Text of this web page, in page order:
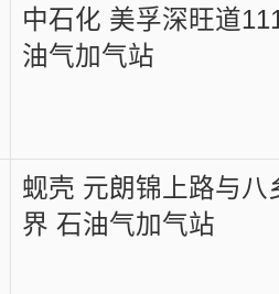
中石化 美孚深旺道
油气加气站
蚬壳 元朗锦上路与八
界 石油气加气站